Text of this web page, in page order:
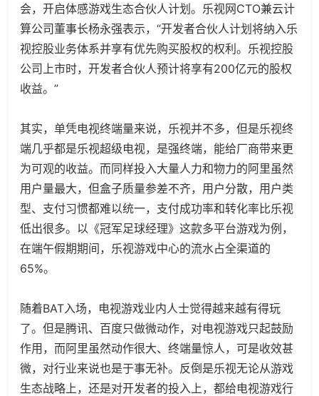
会，开启体感游戏生态合伙人计划。乐视网CTO兼云计
算公司董事长杨永强表示，“开发者合伙人计划将纳入乐
视控股业务体系并享有优先购买股权的权利。乐视控股
公司上市时，开发者合伙人预计将享有200亿元的股权
收益。”
其实，单凭电视终端量来说，乐视并不多，但是乐视终
端几乎都是乐视超级电视，是强终端，能给厂商带来更
为可观的收益。而同样投入大量人力和物力的阿里虽然
用户量最大，但盒子质量参差不齐，用户分散，用户类
型、支付习惯都难以统一，支付成功率和转化率比乐视
低出很多。以《冠军足球经理》这款多平台游戏为例，
在端午假期期间，乐视游戏中心的流水占全渠道的
65%。
随着BAT入场，电视游戏业内人士觉得越来越有得玩
了。但是腾讯、百度只做微动作，对电视游戏只起鼓励
作用，而阿里虽然动作很大、终端量惊人，可是收效甚
微，对行业来说也是于事无补。反倒是乐视无论从游戏
生态战略上，还是对开发者的投入上，都给电视游戏行